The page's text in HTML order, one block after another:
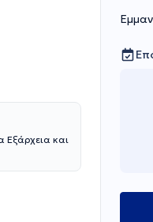
Εξάρχεια και